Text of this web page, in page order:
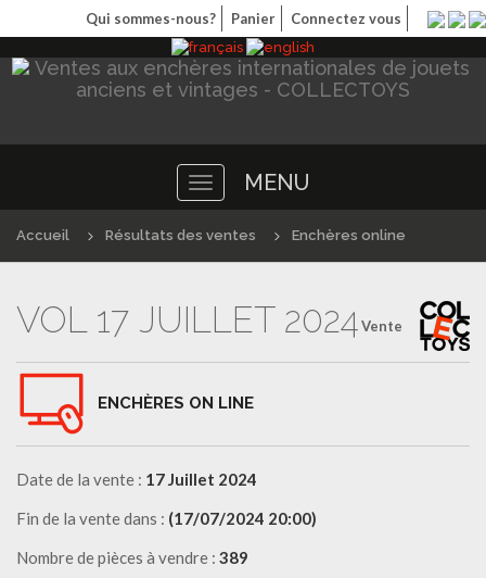
Qui sommes-nous? Panier Connectez vous
Toggle
navigation
MENU
Accueil Résultats des ventes Enchères online
Vente
VOL 17 JUILLET 2024
ENCHÈRES ON LINE
Date de la vente : 17 Juillet 2024
Fin de la vente dans : (17/07/2024 20:00)
Nombre de pièces à vendre : 389